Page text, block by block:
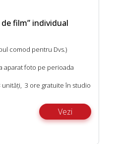
film” individual
comod pentru Dvs.)
aparat foto pe perioada
unități, 3 ore gratuite în studio
Vezi